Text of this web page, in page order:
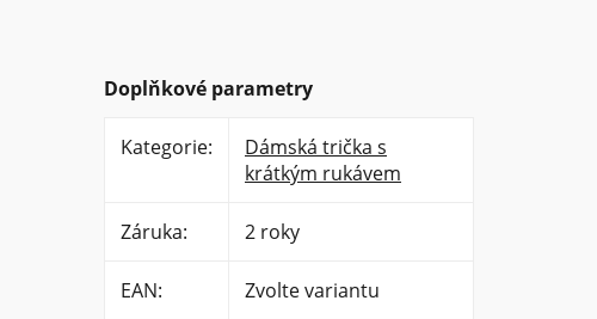
Doplňkové parametry
Kategorie:
Dámská trička s
krátkým rukávem
Záruka: 2 roky
EAN: Zvolte variantu